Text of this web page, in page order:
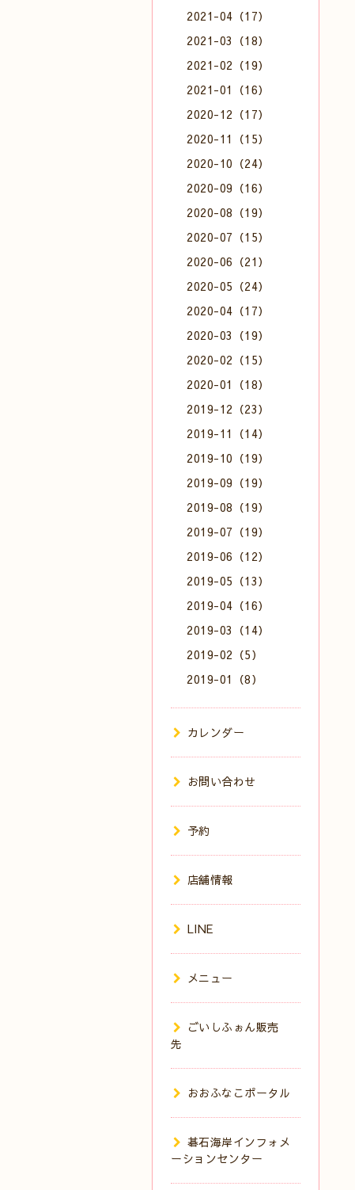
2021-04（17）
2021-03（18）
2021-02（19）
2021-01（16）
2020-12（17）
2020-11（15）
2020-10（24）
2020-09（16）
2020-08（19）
2020-07（15）
2020-06（21）
2020-05（24）
2020-04（17）
2020-03（19）
2020-02（15）
2020-01（18）
2019-12（23）
2019-11（14）
2019-10（19）
2019-09（19）
2019-08（19）
2019-07（19）
2019-06（12）
2019-05（13）
2019-04（16）
2019-03（14）
2019-02（5）
2019-01（8）
カレンダー
お問い合わせ
予約
店舗情報
LINE
メニュー
ごいしふぉん販売
先
おおふなこポータル
碁石海岸インフォメ
ーションセンター